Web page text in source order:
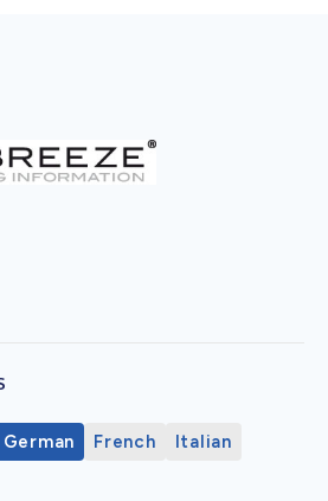
German French
Italian